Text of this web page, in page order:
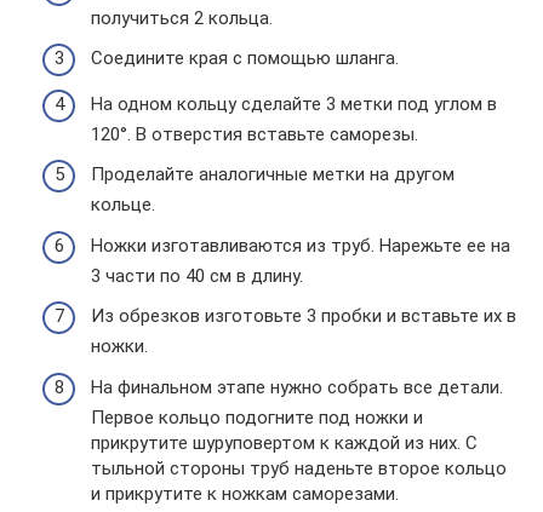
получиться 2 кольца.
Соедините края с помощью шланга.
На одном кольцу сделайте 3 метки под углом в
120°. В отверстия вставьте саморезы.
Проделайте аналогичные метки на другом
кольце.
Ножки изготавливаются из труб. Нарежьте ее на
3 части по 40 см в длину.
Из обрезков изготовьте 3 пробки и вставьте их в
ножки.
На финальном этапе нужно собрать все детали.
Первое кольцо подогните под ножки и
прикрутите шуруповертом к каждой из них. С
тыльной стороны труб наденьте второе кольцо
и прикрутите к ножкам саморезами.